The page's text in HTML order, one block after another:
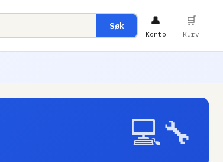
Søk 👤
Konto
🛒
Kurv
💻🔧